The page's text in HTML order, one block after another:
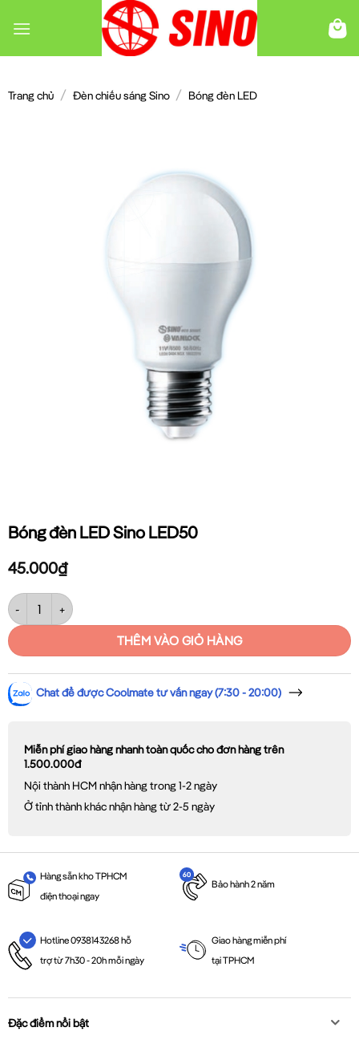
đến
Trang chủ / Đèn chiếu sáng Sino / Bóng đèn LED
Bóng đèn LED Sino LED50
45.000₫
Bóng đèn LED Sino LED50 số lượng
THÊM VÀO GIỎ HÀNG
Chat để được Coolmate tư vấn ngay (7:30 - 20:00)
Miễn phí giao hàng nhanh toàn quốc cho đơn hàng trên
1.500.000đ
Nội thành HCM nhận hàng trong 1-2 ngày
Ở tỉnh thành khác nhận hàng từ 2-5 ngày
Hàng sẵn kho TPHCM
điện thoại ngay
Bảo hành 2 năm
Hotline 0938143268 hỗ
trợ từ 7h30 - 20h mỗi ngày
Giao hàng miễn phí
tại TPHCM
Đặc điểm nổi bật